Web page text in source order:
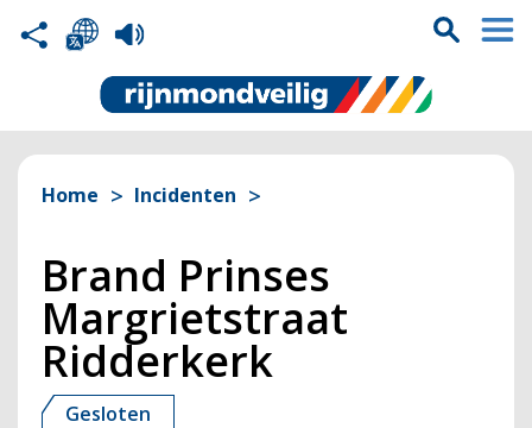
Home Incidenten
Brand Prinses
Margrietstraat
Ridderkerk
Gesloten